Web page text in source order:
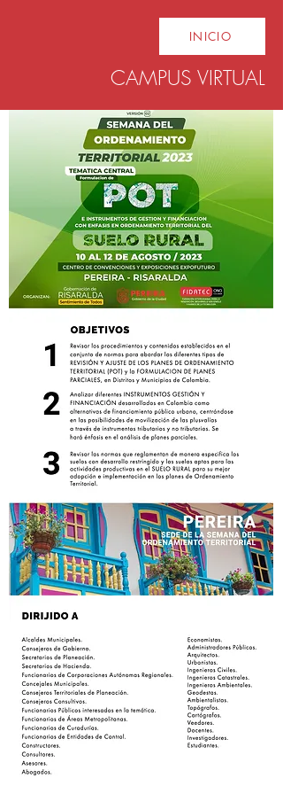
INICIO
CAMPUS VIRTUAL